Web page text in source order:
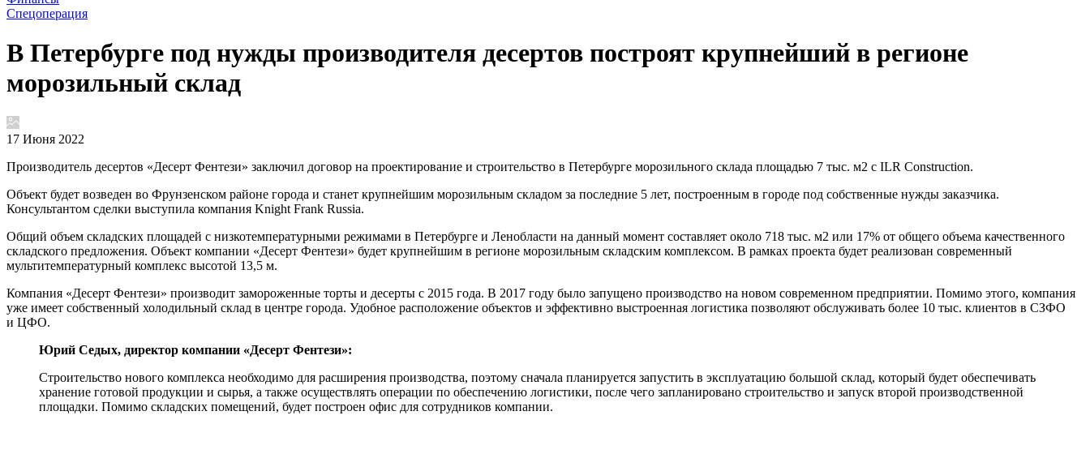
Спецоперация
В Петербурге под нужды производителя десертов построят крупнейший в регионе
морозильный склад
17 Июня 2022
Производитель десертов «Десерт Фентези» заключил договор на проектирование и строительство в Петербурге морозильного склада площадью 7 тыс. м2 с ILR Construction.
Объект будет возведен во Фрунзенском районе города и станет крупнейшим морозильным складом за последние 5 лет, построенным в городе под собственные нужды заказчика.
Консультантом сделки выступила компания Knight Frank Russia.
Общий объем складских площадей с низкотемпературными режимами в Петербурге и Ленобласти на данный момент составляет около 718 тыс. м2 или 17% от общего объема качественного
складского предложения. Объект компании «Десерт Фентези» будет крупнейшим в регионе морозильным складским комплексом. В рамках проекта будет реализован современный
мультитемпературный комплекс высотой 13,5 м.
Компания «Десерт Фентези» производит замороженные торты и десерты с 2015 года. В 2017 году было запущено производство на новом современном предприятии. Помимо этого, компания
уже имеет собственный холодильный склад в центре города. Удобное расположение объектов и эффективно выстроенная логистика позволяют обслуживать более 10 тыс. клиентов в СЗФО
и ЦФО.
Юрий Седых, директор компании «Десерт Фентези»:
Строительство нового комплекса необходимо для расширения производства, поэтому сначала планируется запустить в эксплуатацию большой склад, который будет обеспечивать
хранение готовой продукции и сырья, а также осуществлять операции по обеспечению логистики, после чего запланировано строительство и запуск второй производственной
площадки. Помимо складских помещений, будет построен офис для сотрудников компании.